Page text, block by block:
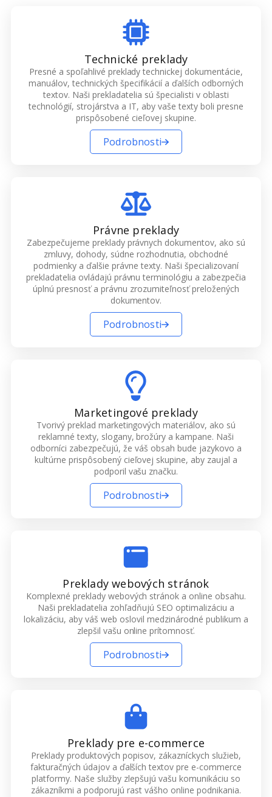
Technické preklady
Presné a spoľahlivé preklady technickej dokumentácie,
manuálov, technických špecifikácií a ďalších odborných
textov. Naši prekladatelia sú špecialisti v oblasti
technológií, strojárstva a IT, aby vaše texty boli presne
prispôsobené cieľovej skupine.
Podrobnosti
Právne preklady
Zabezpečujeme preklady právnych dokumentov, ako sú
zmluvy, dohody, súdne rozhodnutia, obchodné
podmienky a ďalšie právne texty. Naši špecializovaní
prekladatelia ovládajú právnu terminológiu a zabezpečia
úplnú presnosť a právnu zrozumiteľnosť preložených
dokumentov.
Podrobnosti
Marketingové preklady
Tvorivý preklad marketingových materiálov, ako sú
reklamné texty, slogany, brožúry a kampane. Naši
odborníci zabezpečujú, že váš obsah bude jazykovo a
kultúrne prispôsobený cieľovej skupine, aby zaujal a
podporil vašu značku.
Podrobnosti
Preklady webových stránok
Komplexné preklady webových stránok a online obsahu.
Naši prekladatelia zohľadňujú SEO optimalizáciu a
lokalizáciu, aby váš web oslovil medzinárodné publikum a
zlepšil vašu online prítomnosť.
Podrobnosti
Preklady pre e-commerce
Preklady produktových popisov, zákazníckych služieb,
fakturačných údajov a ďalších textov pre e-commerce
platformy. Naše služby zlepšujú vašu komunikáciu so
zákazníkmi a podporujú rast vášho online podnikania.